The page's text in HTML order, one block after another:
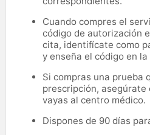
Cuando compres el
código de autorización
cita, identifícate como
y enseña el código en
Si compras una prueba
prescripción, asegúrate
vayas al centro médico.
Dispones de 90 días